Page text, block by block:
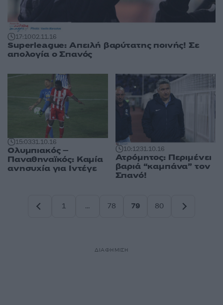
17:1002.11.16
Superleague: Απειλή βαρύτατης ποινής! Σε
απολογία ο Σπανός
15:0331.10.16
Ολυμπιακός –
Παναθηναϊκός: Καμία
ανησυχία για Ιντέγε
10:1231.10.16
Ατρόμητος: Περιμένει
βαριά “καμπάνα” τον
Σπανό!
1
…
78
79
80
ΔΙΑΦΗΜΙΣΗ